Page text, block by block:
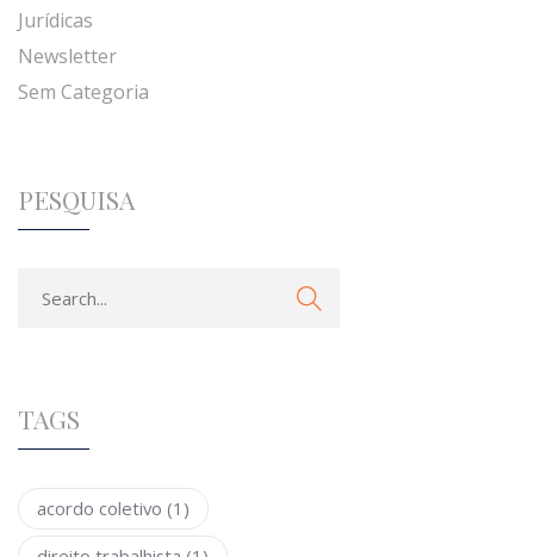
Jurídicas
Newsletter
Sem Categoria
PESQUISA
TAGS
acordo coletivo (1)